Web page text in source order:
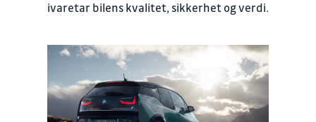
ivaretar bilens kvalitet, sikkerhet og verdi.